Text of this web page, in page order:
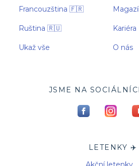
Francouzština 🇫🇷
Ruština 🇷🇺
Ukaž vše
Kariéra
O nás
JSME NA
LETENKY ✈️